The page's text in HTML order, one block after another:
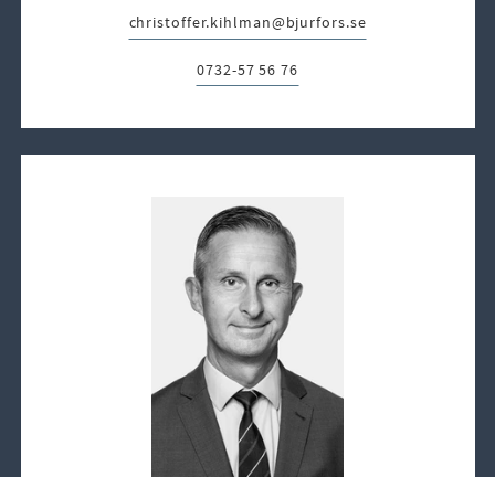
E-post:
christoffer.kihlman@bjurfors.se
Telefon:
0732-57 56 76